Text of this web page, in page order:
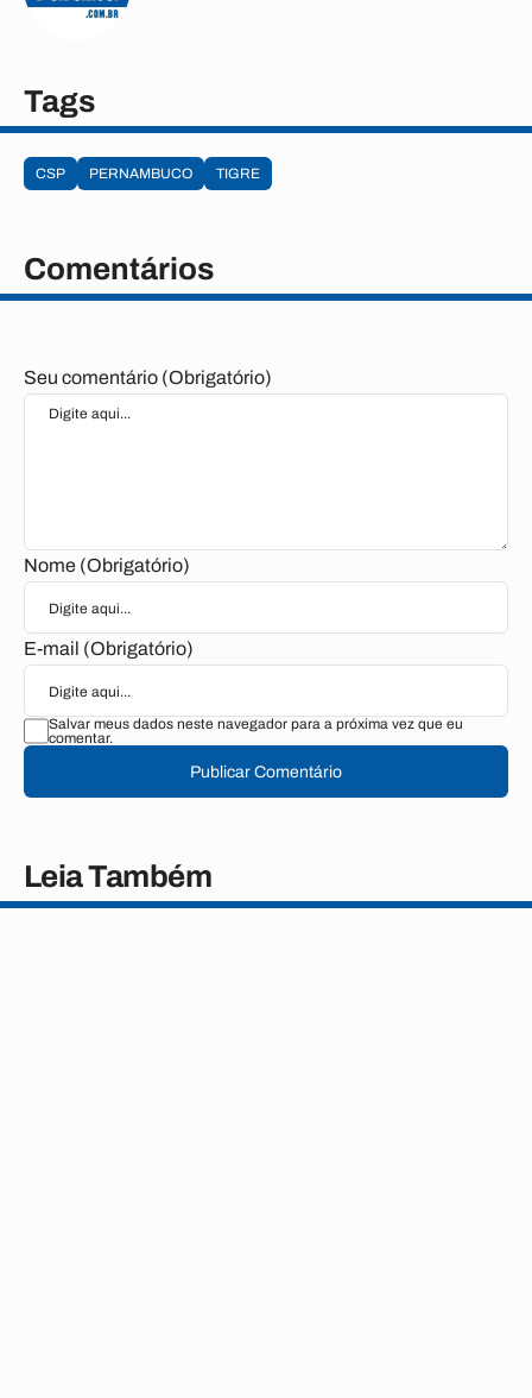
Tags
CSP PERNAMBUCO TIGRE
Comentários
Seu comentário (Obrigatório)
Nome (Obrigatório)
E-mail (Obrigatório)
Salvar meus dados neste navegador para a próxima vez que eu
comentar.
Publicar Comentário
Leia Também